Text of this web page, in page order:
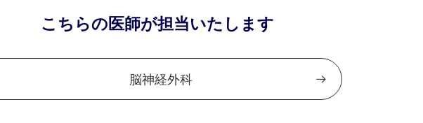
こちらの医師が担当いたします
脳神経外科